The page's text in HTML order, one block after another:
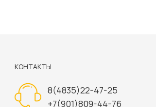
КОНТАКТЫ
8(4835)22-47-25
+7(901)809-44-76